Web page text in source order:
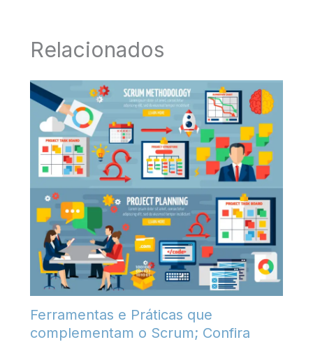
Relacionados
Ferramentas e Práticas que
complementam o Scrum; Confira